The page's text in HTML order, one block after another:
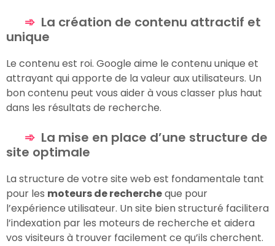
La création de contenu attractif et
unique
Le contenu est roi. Google aime le contenu unique et
attrayant qui apporte de la valeur aux utilisateurs. Un
bon contenu peut vous aider à vous classer plus haut
dans les résultats de recherche.
La mise en place d’une structure de
site optimale
La structure de votre site web est fondamentale tant
pour les moteurs de rechercheque pour
l’expérience utilisateur. Un site bien structuré facilitera
l’indexation par les moteurs de recherche et aidera
vos visiteurs à trouver facilement ce qu’ils cherchent.